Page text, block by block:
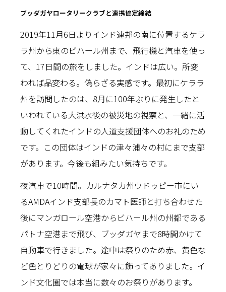
ブッダガヤロータリークラブと連携協定締結
2019年11月6日よりインド連邦の南に位置するケラ
ラ州から東のビハール州まで、飛行機と汽車を使っ
て、17日間の旅をしました。インドは広い。所変
われば品変わる。偽らざる実感です。最初にケララ
州を訪問したのは、8月に100年ぶりに発生したと
いわれている大洪水後の被災地の視察と、一緒に活
動してくれたインドの人道支援団体へのお礼のため
です。この団体はインドの津々浦々の村にまで支部
があります。今後も組みたい気持ちです。
夜汽車で10時間。カルナタカ州ウドゥピー市にい
るAMDAインド支部長のカマト医師と打ち合わせた
後にマンガロール空港からビハール州の州都である
パトナ空港まで飛び、ブッダガヤまで8時間かけて
自動車で行きました。途中は祭りのため赤、黄色な
ど色とりどりの電球が家々に飾ってありました。イ
ンド文化圏では本当に数々のお祭りがあります。